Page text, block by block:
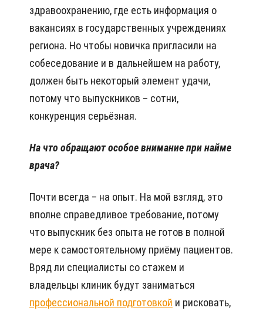
здравоохранению, где есть информация о
вакансиях в государственных учреждениях
региона. Но чтобы новичка пригласили на
собеседование и в дальнейшем на работу,
должен быть некоторый элемент удачи,
потому что выпускников – сотни,
конкуренция серьёзная.
На что обращают особое внимание при найме
врача?
Почти всегда – на опыт. На мой взгляд, это
вполне справедливое требование, потому
что выпускник без опыта не готов в полной
мере к самостоятельному приёму пациентов.
Вряд ли специалисты со стажем и
владельцы клиник будут заниматься
профессиональной подготовкой и рисковать,